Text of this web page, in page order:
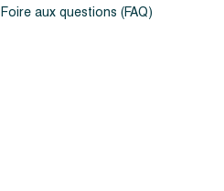
Foire aux questions (FAQ)